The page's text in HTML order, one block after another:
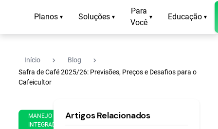
Planos ▾ Soluções ▾
Para
Você
▾ Educação ▾
Início navigate_next Blog navigate_next
Safra de Café 2025/26: Previsões, Preços e Desafios para o
Cafeicultor
MANEJO
INTEGRADO
de
min
Artigos Relacionados